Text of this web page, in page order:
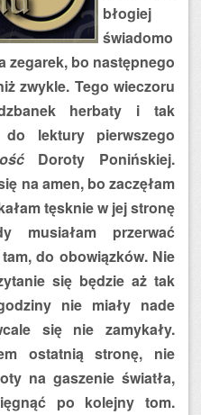
błogiej
świadomo
zegarek, bo następnego
zwykle. Tego wieczoru
herbaty i tak
do lektury pierwszego
Doroty Ponińskiej.
na amen, bo zaczęłam
tęsknie w jej stronę
musiałam przerwać
do obowiązków. Nie
się będzie aż tak
nie miały nade
się nie zamykały.
ostatnią stronę, nie
na gaszenie światła,
po kolejny tom.